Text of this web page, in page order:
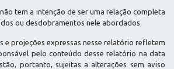
tem a intenção de ser uma relação completa
ou desdobramentos nele abordados.
e projeções expressas nesse relatório refletem
pelo conteúdo desse relatório na data
portanto, sujeitas a alterações sem aviso